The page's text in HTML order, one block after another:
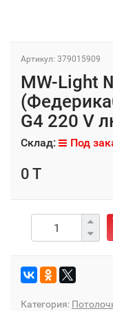
Артикул: 379015909
MW-Light
G4 220 V
Склад: Под
0 T
Категория: